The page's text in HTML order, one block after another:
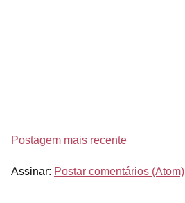
Postagem mais recente
Assinar: Postar comentários (Atom)